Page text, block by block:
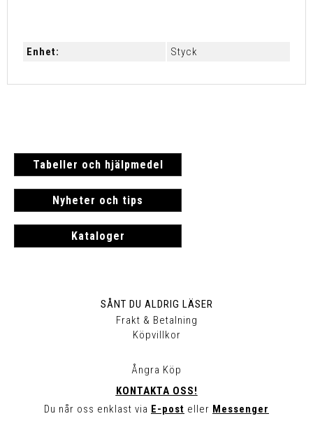
Enhet: Styck
Tabeller och hjälpmedel
Nyheter och tips
Kataloger
SÅNT DU ALDRIG LÄSER
Frakt & Betalning
Köpvillkor
Ångra Köp
KONTAKTA OSS!
Du når oss enklast via E-post eller Messenger